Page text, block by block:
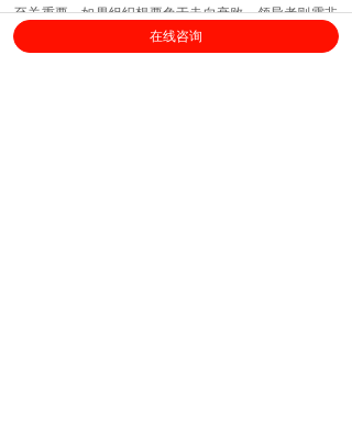
至关重要。如果组织想要免于走向衰败，领导者则需非
常积极地应对外界的挑战。如何打破这种混乱局面，领
导者必须“颠覆”自我——包括思维模式、价值观和行
在线咨询